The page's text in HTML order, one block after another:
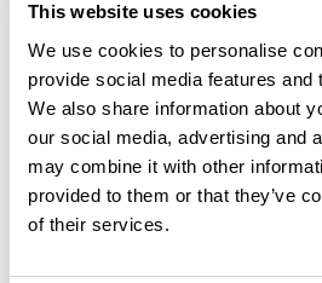
This website uses cookies
We use cookies to personalise
provide social media features and
We also share information about
our social media, advertising and
may combine it with other
provided to them or that they’ve
of their services.
Ajouter un
Découvrez ce parcours de vélo de